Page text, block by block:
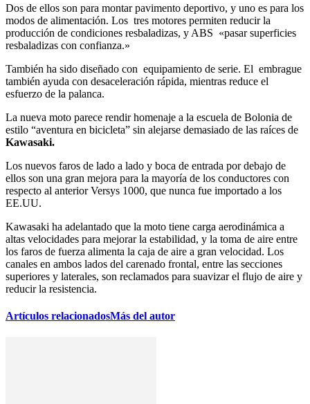
Dos de ellos son para montar pavimento deportivo, y uno es para los
modos de alimentación. Los tres motores permiten reducir la
producción de condiciones resbaladizas, y ABS «pasar superficies
resbaladizas con confianza.»
También ha sido diseñado con equipamiento de serie. El embrague
también ayuda con desaceleración rápida, mientras reduce el
esfuerzo de la palanca.
La nueva moto parece rendir homenaje a la escuela de Bolonia de
estilo “aventura en bicicleta” sin alejarse demasiado de las raíces de
Kawasaki.
Los nuevos faros de lado a lado y boca de entrada por debajo de
ellos son una gran mejora para la mayoría de los conductores con
respecto al anterior Versys 1000, que nunca fue importado a los
EE.UU.
Kawasaki ha adelantado que la moto tiene carga aerodinámica a
altas velocidades para mejorar la estabilidad, y la toma de aire entre
los faros de fuerza alimenta la caja de aire a gran velocidad. Los
canales en ambos lados del carenado frontal, entre las secciones
superiores y laterales, son reclamados para suavizar el flujo de aire y
reducir la resistencia.
Artículos relacionadosMás del autor